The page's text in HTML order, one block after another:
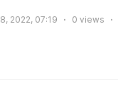
2022, 07:19 0 views